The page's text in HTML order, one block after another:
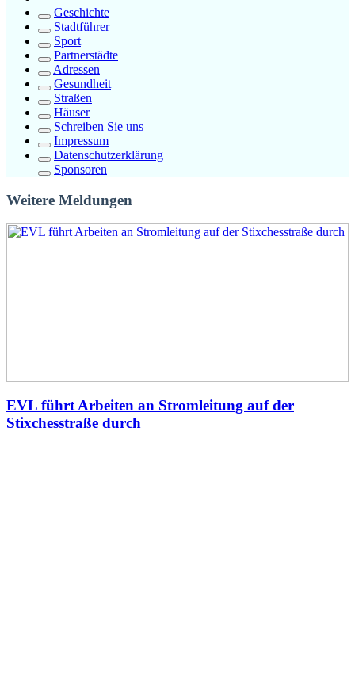
Geschichte
Stadtführer
Sport
Partnerstädte
Adressen
Gesundheit
Straßen
Häuser
Schreiben Sie uns
Impressum
Datenschutzerklärung
Sponsoren
Weitere Meldungen
EVL führt Arbeiten an Stromleitung auf der
Stixchesstraße durch